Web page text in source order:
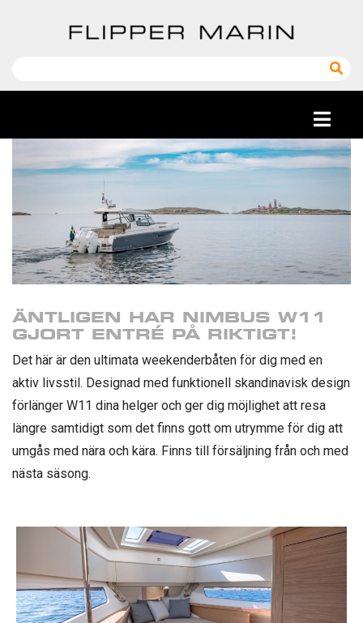
ÄNTLIGEN HAR NIMBUS W11
GJORT ENTRÉ PÅ RIKTIGT!
Det här är den ultimata weekenderbåten för dig med en
aktiv livsstil. Designad med funktionell skandinavisk design
förlänger W11 dina helger och ger dig möjlighet att resa
längre samtidigt som det finns gott om utrymme för dig att
umgås med nära och kära. Finns till försäljning från och med
nästa säsong.